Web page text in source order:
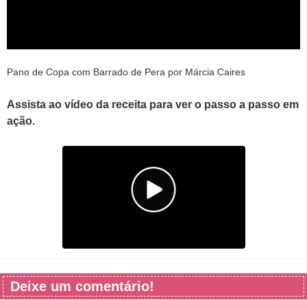
Pano de Copa com Barrado de Pera por Márcia Caires
Assista ao vídeo da receita para ver o passo a passo em
ação.
Deixe um comentário!